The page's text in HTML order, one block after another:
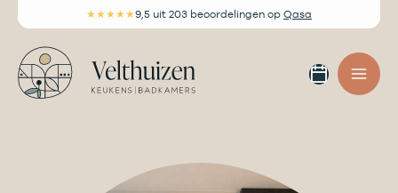
inhoud
★★★★★9,5 uit 203 beoordelingen op Qasa
maken